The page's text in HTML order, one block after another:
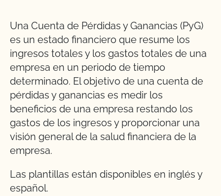
Una Cuenta de Pérdidas y Ganancias (PyG)
es un estado financiero que resume los
ingresos totales y los gastos totales de una
empresa en un periodo de tiempo
determinado. El objetivo de una cuenta de
pérdidas y ganancias es medir los
beneficios de una empresa restando los
gastos de los ingresos y proporcionar una
visión general de la salud financiera de la
empresa.
Las plantillas están disponibles en inglés y
español.